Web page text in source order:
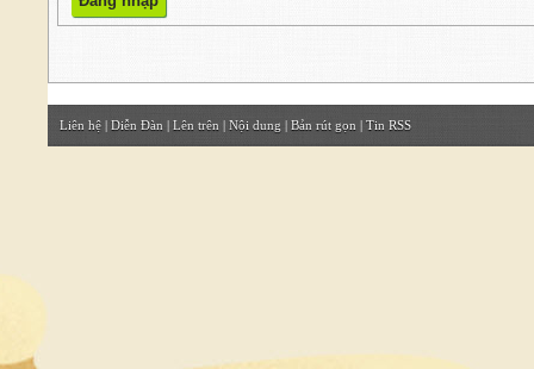
Liên hệ | Diễn Đàn | Lên trên | Nội dung | Bản rút gọn | Tin RSS